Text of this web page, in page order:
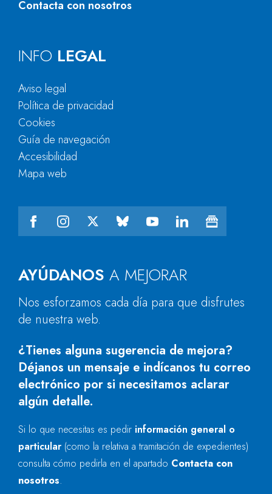
Contacta con nosotros
AYÚDANOS A MEJORAR
Nos esforzamos cada día para que disfrutes
de nuestra web.
¿Tienes alguna sugerencia de mejora?
Déjanos un mensaje e indícanos tu correo
electrónico por si necesitamos aclarar
algún detalle.
Si lo que necesitas es pedir información general o
particular (como la relativa a tramitación de expedientes)
consulta cómo pedirla en el apartado Contacta con
nosotros.
INFO LEGAL
Aviso legal
Política de privacidad
Cookies
Guía de navegación
Accesibilidad
Mapa web